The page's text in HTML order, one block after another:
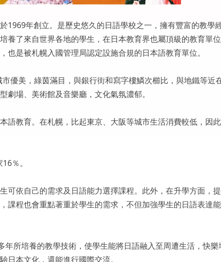
1969年創立。是歷史悠久的日語學校之一，擁有豐富的教學
養了來自世界各地的學生，在日本教育界也屬頂級的教育單
是被札幌入國管理局認定設施合規的日本語教育單位。
優美，綠茵滿目，與銀行街和寫字樓鱗次櫛比，與地鐵等近
場、美術館及音樂廳，文化氣氛濃郁。
語教育。在札幌，比起東京、大阪等城市生活消費較低，因
％。
可依自己的需求及日語能力選擇課程。此外，在升學方面，
課程也會重點著重於學生的需求，不但加強學生的日語表達
所培養的教學技術，使學生能將日語融入至周遭生活，快樂
日本文化，還能進行國際交流。